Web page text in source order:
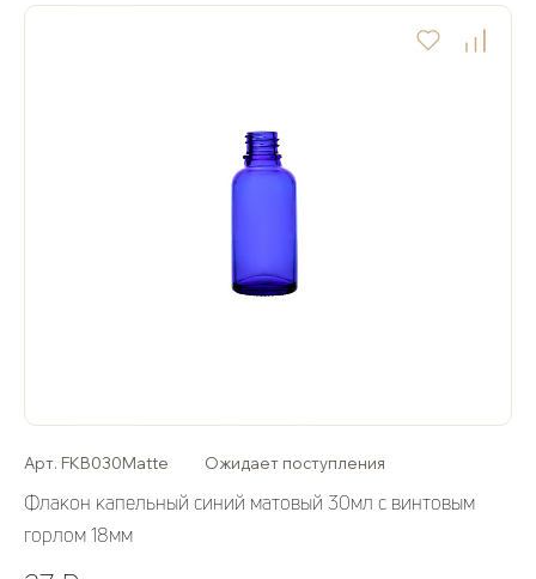
Арт. FKB030Matte Ожидает поступления
Флакон капельный синий матовый 30мл с винтовым
горлом 18мм